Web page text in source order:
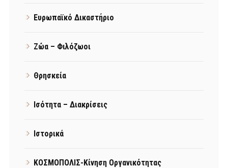
Ευρωπαϊκό Δικαστήριο
Ζώα – Φιλόζωοι
Θρησκεία
Ισότητα – Διακρίσεις
Ιστορικά
ΚΟΣΜΟΠΟΛΙΣ-Κίνηση Οργανικότητας